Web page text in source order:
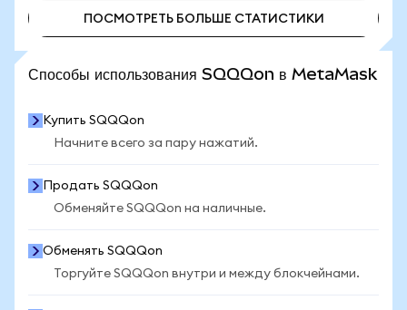
ПОСМОТРЕТЬ БОЛЬШЕ СТАТИСТИКИ
Способы использования SQQQon в MetaMask
Купить SQQQon
Начните всего за пару нажатий.
Продать SQQQon
Обменяйте SQQQon на наличные.
Обменять SQQQon
Торгуйте SQQQon внутри и между блокчейнами.